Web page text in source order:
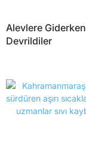
Alevlere Giderken
Devrildiler